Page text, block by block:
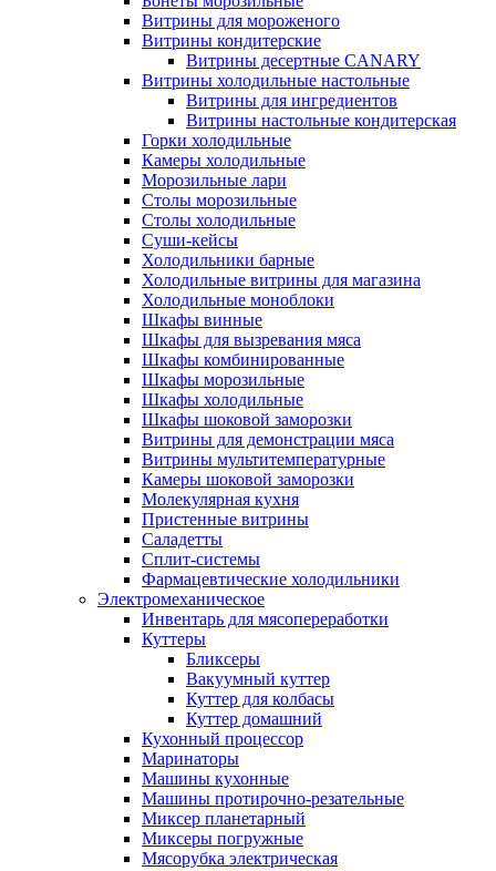
Витрины для мороженого
Витрины кондитерские
Витрины десертные CANARY
Витрины холодильные настольные
Витрины для ингредиентов
Витрины настольные кондитерская
Горки холодильные
Камеры холодильные
Морозильные лари
Столы морозильные
Столы холодильные
Суши-кейсы
Холодильники барные
Холодильные витрины для магазина
Холодильные моноблоки
Шкафы винные
Шкафы для вызревания мяса
Шкафы комбинированные
Шкафы морозильные
Шкафы холодильные
Шкафы шоковой заморозки
Витрины для демонстрации мяса
Витрины мультитемпературные
Камеры шоковой заморозки
Молекулярная кухня
Пристенные витрины
Саладетты
Сплит-системы
Фармацевтические холодильники
Электромеханическое
Инвентарь для мясопереработки
Куттеры
Бликсеры
Вакуумный куттер
Куттер для колбасы
Куттер домашний
Кухонный процессор
Маринаторы
Машины кухонные
Машины протирочно-резательные
Миксер планетарный
Миксеры погружные
Мясорубка электрическая